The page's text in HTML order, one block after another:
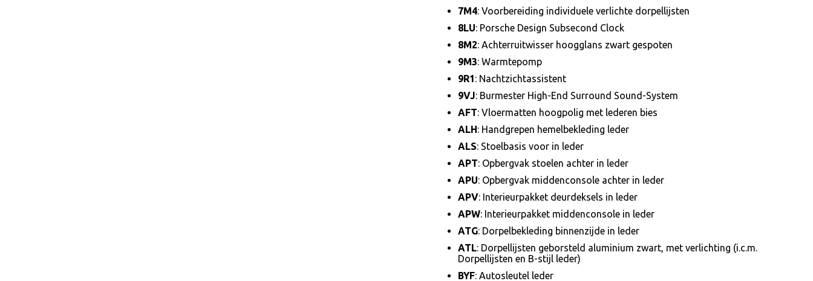
7M4: Voorbereiding individuele verlichte dorpellijsten
8LU: Porsche Design Subsecond Clock
8M2: Achterruitwisser hoogglans zwart gespoten
9M3: Warmtepomp
9R1: Nachtzichtassistent
9VJ: Burmester High-End Surround Sound-System
AFT: Vloermatten hoogpolig met lederen bies
ALH: Handgrepen hemelbekleding leder
ALS: Stoelbasis voor in leder
APT: Opbergvak stoelen achter in leder
APU: Opbergvak middenconsole achter in leder
APV: Interieurpakket deurdeksels in leder
APW: Interieurpakket middenconsole in leder
ATG: Dorpelbekleding binnenzijde in leder
ATL: Dorpellijsten geborsteld aluminium zwart, met verlichting (i.c.m.
Dorpellijsten en B-stijl leder)
BYF: Autosleutel leder